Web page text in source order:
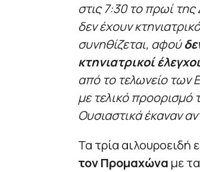
στις 7:30 το πρωί
δεν έχουν
συνηθίζεται, αφού
κτηνιατρικοί
από το τελωνείο των
με τελικό προορισμό
Ουσιαστικά έκαναν
Τα τρία αιλουροειδή
τον Προμαχώνα με